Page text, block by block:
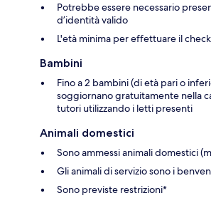
Potrebbe essere necessario
d’identità valido
L'età minima per effettuare il
Bambini
Fino a 2 bambini (di età pari o
soggiornano gratuitamente nella
tutori utilizzando i letti presenti
Animali domestici
Sono ammessi animali domestici
Gli animali di servizio sono i
Sono previste restrizioni*